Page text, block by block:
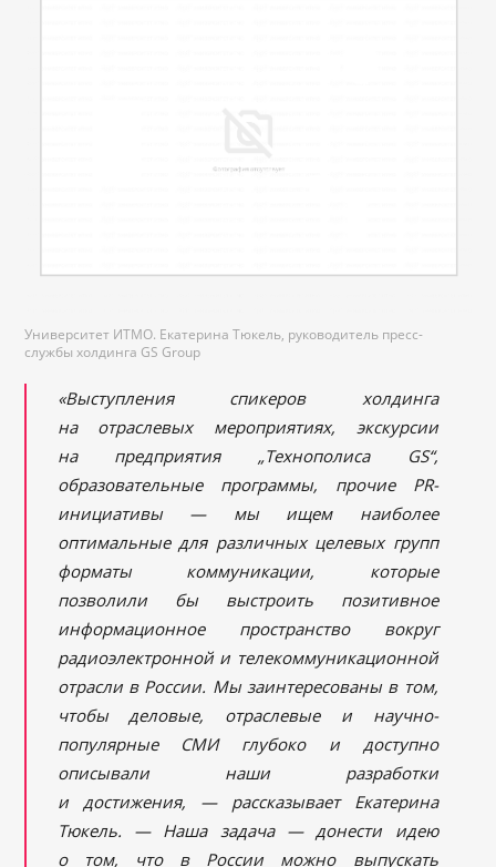
Университет ИТМО. Екатерина Тюкель, руководитель пресс-
службы холдинга GS Group
«Выступления спикеров холдинга
на отраслевых мероприятиях, экскурсии
на предприятия „Технополиса
GS“,
образовательные программы, прочие PR-
инициативы — мы ищем наиболее
оптимальные для различных целевых групп
форматы коммуникации, которые
позволили бы выстроить позитивное
информационное пространство вокруг
радиоэлектронной и телекоммуникационной
отрасли в России. Мы заинтересованы в том,
чтобы деловые, отраслевые и научно-
популярные СМИ глубоко и доступно
описывали наши разработки
и достижения, — рассказывает Екатерина
Тюкель. — Наша задача — донести идею
о том, что в России можно выпускать